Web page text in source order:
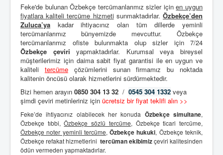
Feke'de bulunan Özbekçe tercümanlarımız sizler içinen uygun
fiyatlara kalitelitercüme hizmetisunmaktadırlar.Özbekçe’den
Zuluca’ya kadar ihtiyacınız olan tüm dillerde yeminli
tercümanlarımız bünyemizde mevcuttur. Özbekçe
tercümanlarımız ofiste bulunmakta olup sizler için 7/24
Özbekçe çeviri yapmaktadırlar. Kurumsal veya bireysel
müşterilerimiz için daima sabit fiyat garantisi ile en uygun ve
kaliteli tercümeçözümlerini sunan firmamız bu noktada
kalitenin öncüsü olarak hizmetlerini sürdürmektedir.
Bizi hemen arayın 0850 304 13 32 / 0545 304 1332 veya
şimdi çeviri metinleriniz için ücretsiz bir fiyat teklifi alın >>
Feke’de ihtiyacınız olabilecek her konuda Özbekçe simultane,
Özbekçe tıbbi,Özbekçe sözlü tercüme, Özbekçe ticari tercüme,
Özbekçe noter yeminli tercüme,Özbekçe hukuki, Özbekçe teknik,
Özbekçe refakat hizmetlerini tercüman ekibimizçeviri kalitesinden
ödün vermeden yapmaktadırlar.